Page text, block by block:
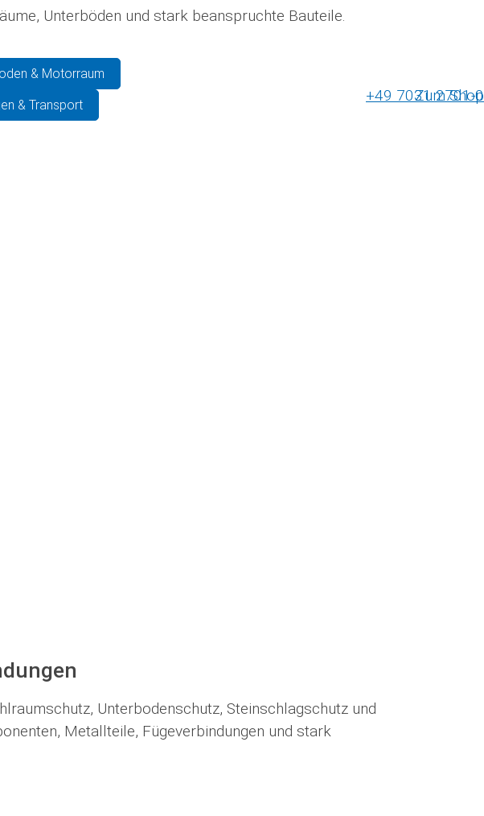
Unterböden und stark beanspruchte Bauteile.
& Motorraum
& Transport
Unterbodenschutz, Steinschlagschutz und
Metallteile, Fügeverbindungen und stark
+49 7031 2701-0
Zum Shop